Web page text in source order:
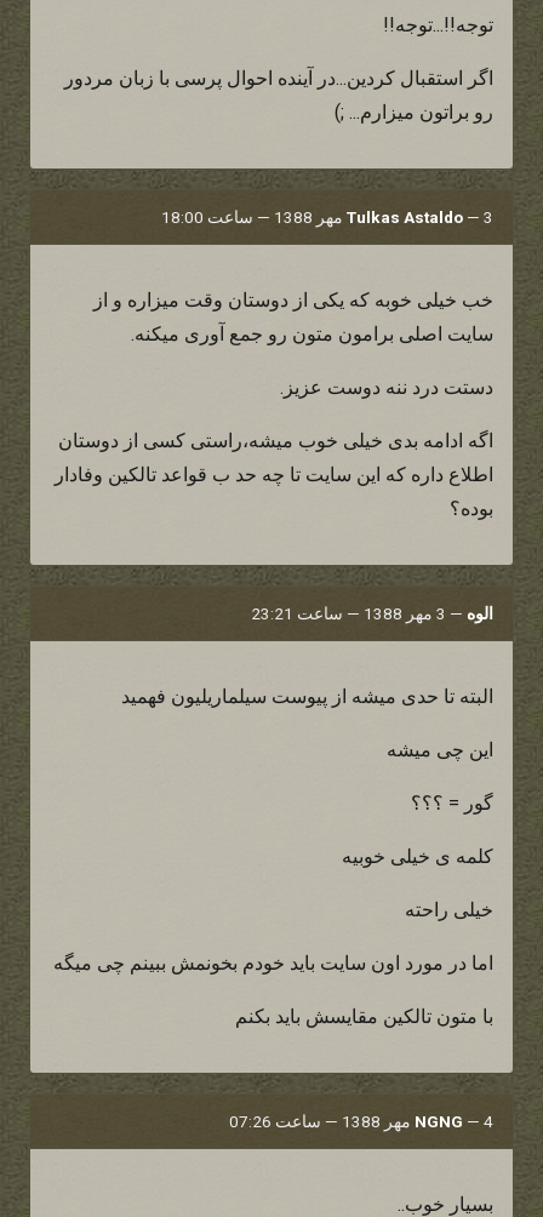
توجه!!...توجه!!
اگر استقبال کردین...در آینده احوال پرسی با زبان مردور
رو براتون میزارم... ;)
Tulkas Astaldo — 3 مهر 1388 — ساعت 18:00
خب خیلی خوبه که یکی از دوستان وقت میزاره و از
سایت اصلی برامون متون رو جمع آوری میکنه.
دستت درد ننه دوست عزیز.
اگه ادامه بدی خیلی خوب میشه،راستی کسی از دوستان
اطلاع داره که این سایت تا چه حد ب قواعد تالکین وفادار
بوده؟
الوه — 3 مهر 1388 — ساعت 23:21
البته تا حدی میشه از پیوست سیلماریلیون فهمید
این چی میشه
گور = ؟؟؟
کلمه ی خیلی خوبیه
خیلی راحته
اما در مورد اون سایت باید خودم بخونمش ببینم چی میگه
با متون تالکین مقایسش باید بکنم
NGNG — 4 مهر 1388 — ساعت 07:26
بسیار خوب..